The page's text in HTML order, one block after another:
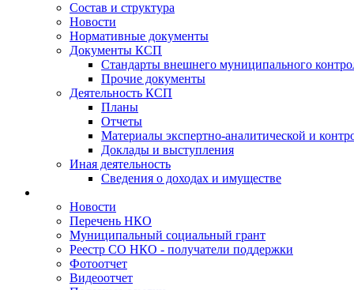
Состав и структура
Новости
Нормативные документы
Документы КСП
Стандарты внешнего муниципального
Прочие документы
Деятельность КСП
Планы
Отчеты
Материалы экспертно-аналитической и
Доклады и выступления
Иная деятельность
Сведения о доходах и имуществе
Новости
Перечень НКО
Муниципальный социальный грант
Реестр СО НКО - получатели поддержки
Фотоотчет
Видеоотчет